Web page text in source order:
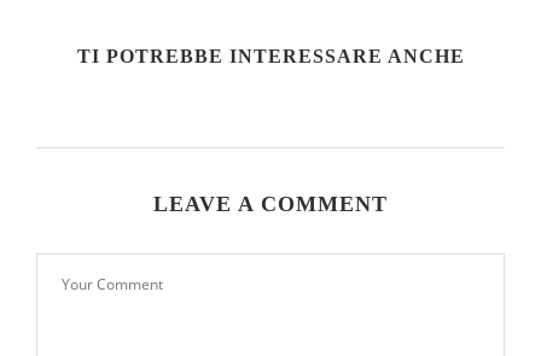
TI POTREBBE INTERESSARE ANCHE
LEAVE A COMMENT